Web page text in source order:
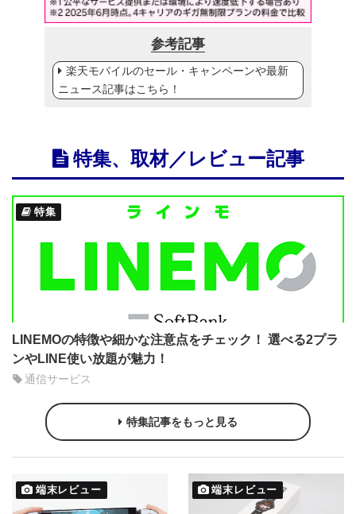
参考記事
楽天モバイルのセール・キャンペーンや最新
ニュース記事はこちら！
特集、取材／レビュー記事
特集
LINEMOの特徴や細かな注意点をチェック！ 選べる2プラ
ンやLINE使い放題が魅力！
通信サービス
特集記事をもっと見る
端末レビュー 端末レビュー